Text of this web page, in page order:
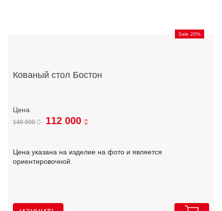
Sale 20%
Кованый стол Бостон
140 000 112 000
Цена указана на изделие на фото и является
ориентировочной.